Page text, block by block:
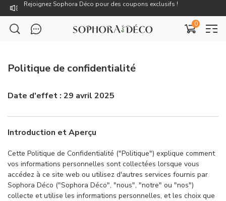
Rejoignez Sophora Déco pour des coupons exclusifs !
14 jours pour changer d'avis
Rejoignez Sophora Déco pour des coupons exclusifs !
0
Politique de confidentialité
Date d'effet : 29 avril 2025
Introduction et Aperçu
Cette Politique de Confidentialité ("Politique") explique comment
vos informations personnelles sont collectées lorsque vous
accédez à ce site web ou utilisez d'autres services fournis par
Sophora Déco ("Sophora Déco", "nous", "notre" ou "nos")
collecte et utilise les informations personnelles, et les choix que